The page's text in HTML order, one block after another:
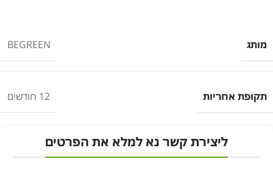
מותג BEGREEN
תקופת אחריות 12 חודשים
ליצירת קשר נא למלא את הפרטים